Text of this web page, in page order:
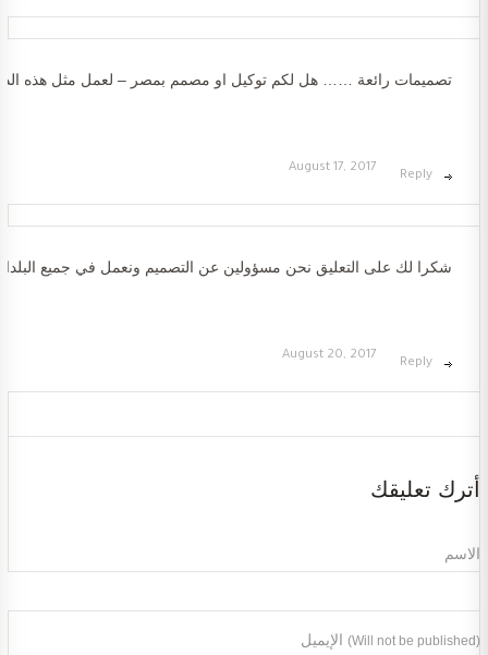
تصميمات رائعة …… هل لكم توكيل او مصمم بمصر – لعمل مثل هذه
Reply
August 17, 2017
شكرا لك على التعليق نحن مسؤولين عن التصميم ونعمل في جميع
Reply
August 20, 2017
أترك تعليقك
الاسم
(Will not be published)